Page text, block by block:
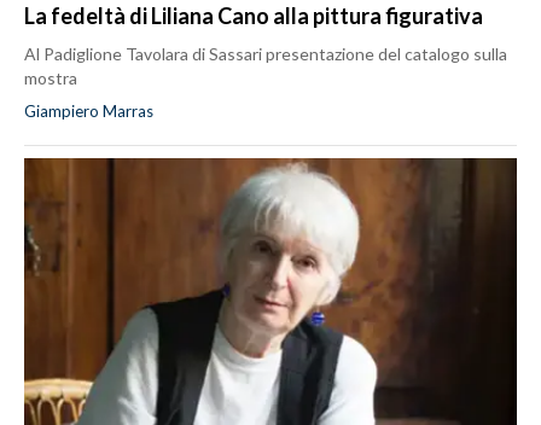
La fedeltà di Liliana Cano alla pittura figurativa
Al Padiglione Tavolara di Sassari presentazione del catalogo sulla
mostra
Giampiero Marras